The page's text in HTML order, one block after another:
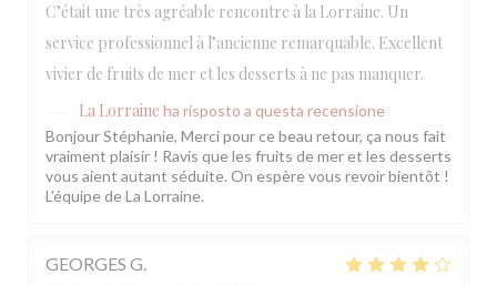
C’était une très agréable rencontre à la Lorraine. Un
service professionnel à l’ancienne remarquable. Excellent
vivier de fruits de mer et les desserts à ne pas manquer.
La Lorraine ha risposto a questa recensione
Bonjour Stéphanie, Merci pour ce beau retour, ça nous fait
vraiment plaisir ! Ravis que les fruits de mer et les desserts
vous aient autant séduite. On espère vous revoir bientôt !
L'équipe de La Lorraine.
GEORGES G